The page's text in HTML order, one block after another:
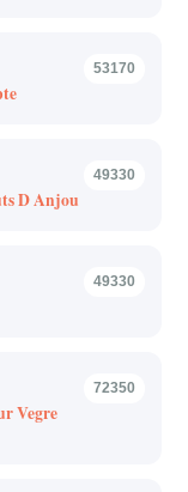
53170
49330
D Anjou
49330
72350
Vegre